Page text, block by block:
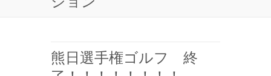
熊日選手権ゴルフ 終